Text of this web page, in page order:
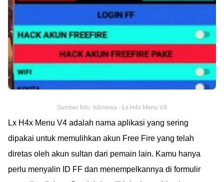
Sumber foto: Istimewa - Lx H4x Menu V4
Lx H4x Menu V4 adalah nama aplikasi yang sering
dipakai untuk memulihkan akun Free Fire yang telah
diretas oleh akun sultan dari pemain lain. Kamu hanya
perlu menyalin ID FF dan menempelkannya di formulir